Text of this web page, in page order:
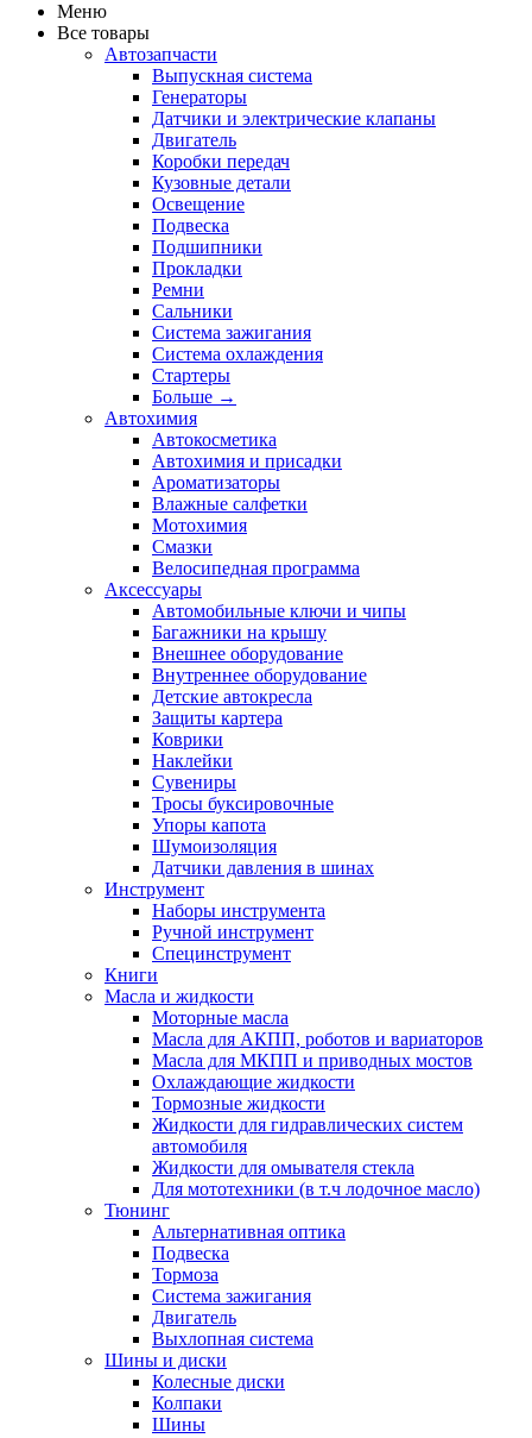
Меню
Все товары
Автозапчасти
Выпускная система
Генераторы
Датчики и электрические клапаны
Двигатель
Коробки передач
Кузовные детали
Освещение
Подвеска
Подшипники
Прокладки
Ремни
Сальники
Система зажигания
Система охлаждения
Стартеры
Больше →
Автохимия
Автокосметика
Автохимия и присадки
Ароматизаторы
Влажные салфетки
Мотохимия
Смазки
Велосипедная программа
Аксессуары
Автомобильные ключи и чипы
Багажники на крышу
Внешнее оборудование
Внутреннее оборудование
Детские автокресла
Защиты картера
Коврики
Наклейки
Сувениры
Тросы буксировочные
Упоры капота
Шумоизоляция
Датчики давления в шинах
Инструмент
Наборы инструмента
Ручной инструмент
Специнструмент
Книги
Масла и жидкости
Моторные масла
Масла для АКПП, роботов и вариаторов
Масла для МКПП и приводных мостов
Охлаждающие жидкости
Тормозные жидкости
Жидкости для гидравлических систем
автомобиля
Жидкости для омывателя стекла
Для мототехники (в т.ч лодочное масло)
Тюнинг
Альтернативная оптика
Подвеска
Тормоза
Система зажигания
Двигатель
Выхлопная система
Шины и диски
Колесные диски
Колпаки
Шины